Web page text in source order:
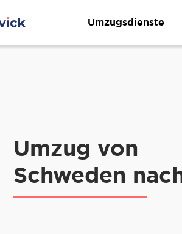
Umzugsdienste
Umzug von
Schweden